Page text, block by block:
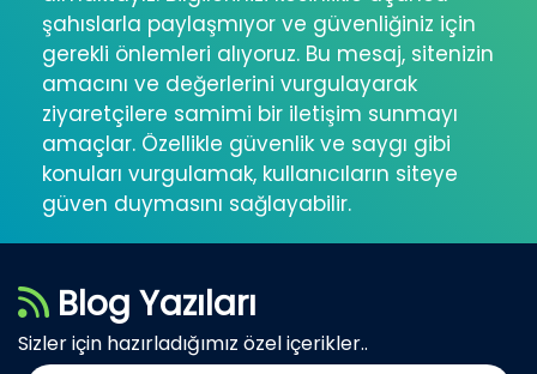
şahıslarla paylaşmıyor ve güvenliğiniz için
gerekli önlemleri alıyoruz. Bu mesaj, sitenizin
amacını ve değerlerini vurgulayarak
ziyaretçilere samimi bir iletişim sunmayı
amaçlar. Özellikle güvenlik ve saygı gibi
konuları vurgulamak, kullanıcıların siteye
güven duymasını sağlayabilir.
Blog Yazıları
Sizler için hazırladığımız özel içerikler..